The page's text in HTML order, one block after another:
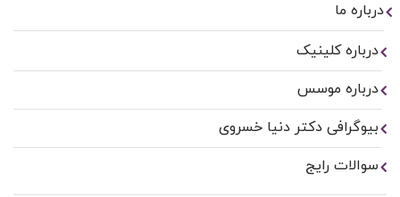
درباره ما
درباره کلینیک
درباره موسس
بیوگرافی دکتر دنیا خسروی
سوالات رایج